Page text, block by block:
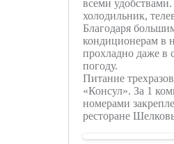
всеми
холодильник,
Благодаря
кондиционерам в
прохладно даже
погоду.
Питание
«Консул». За 1
номерами
ресторане